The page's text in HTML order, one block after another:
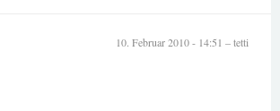
10. Februar 2010 - 14:51 – tetti